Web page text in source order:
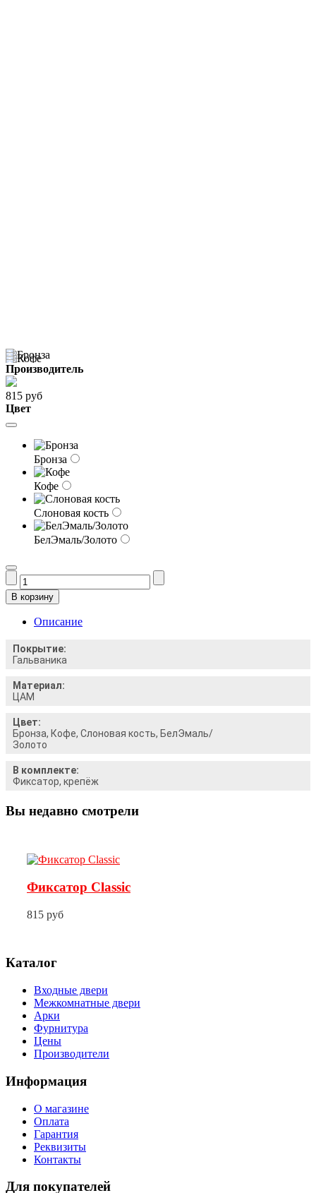
Производитель
815 руб
Цвет
Бронза
Кофе
Слоновая кость
БелЭмаль/Золото
Описание
Покрытие:
Гальваника
Материал:
ЦАМ
Цвет:
Бронза, Кофе, Слоновая кость, БелЭмаль/
Золото
В комплекте:
Фиксатор, крепёж
Вы недавно смотрели
Фиксатор Classic
815 руб
Каталог
Входные двери
Межкомнатные двери
Арки
Фурнитура
Цены
Производители
Информация
О магазине
Оплата
Гарантия
Реквизиты
Контакты
Для покупателей